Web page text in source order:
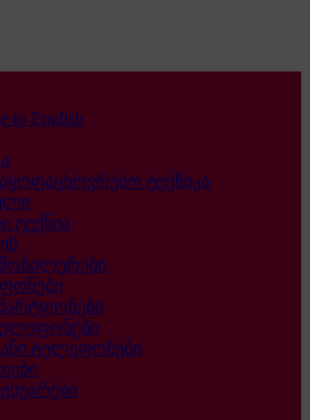
ტექნიკა
ტექნია
ტელეფონები